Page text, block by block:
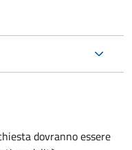
dovranno essere